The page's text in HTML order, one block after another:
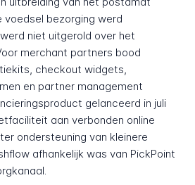
voedsel bezorging werd
niet uitgerold over het
merchant partners bood
checkout widgets,
en partner management
gelanceerd in juli
aan verbonden online
ondersteuning van kleinere
afhankelijk was van PickPoint